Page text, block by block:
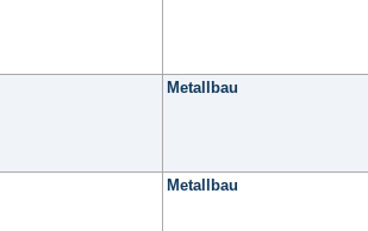
Metallbau
Metallbau